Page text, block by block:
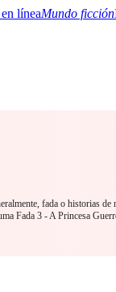
Mundo ficción
fada o historias
Fada 3 - A Princesa